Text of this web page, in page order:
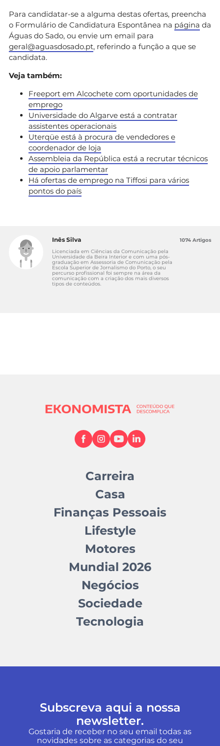
Para candidatar-se a alguma destas ofertas, preencha
o Formulário de Candidatura Espontânea na página da
Águas do Sado, ou envie um email para
geral@aguasdosado.pt, referindo a função a que se
candidata.
Veja também:
Freeport em Alcochete com oportunidades de
emprego
Universidade do Algarve está a contratar
assistentes operacionais
Uterqüe está à procura de vendedores e
coordenador de loja
Assembleia da República está a recrutar técnicos
de apoio parlamentar
Há ofertas de emprego na Tiffosi para vários
pontos do país
Inês Silva
Licenciada em Ciências da Comunicação pela
Universidade da Beira Interior e com uma pós-
graduação em Assessoria de Comunicação pela
Escola Superior de Jornalismo do Porto, o seu
percurso profissional foi sempre na área da
comunicação com a criação dos mais diversos
tipos de conteúdos.
1074 Artigos
Carreira
Casa
Finanças Pessoais
Lifestyle
Motores
Mundial 2026
Negócios
Sociedade
Tecnologia
Subscreva aqui a nossa
newsletter.
Gostaria de receber no seu email todas as
novidades sobre as categorias do seu